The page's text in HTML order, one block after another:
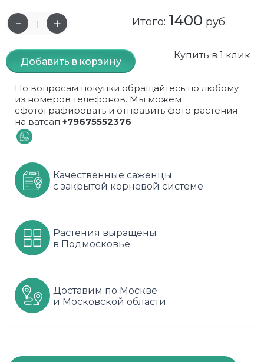
Самшит
Спирея
Форзиция
Шиповник декоративный красный
Юкка
Малиновое дерево
Облепиха высокорослая
Облепиха высокорослая, раскидистая
Орех (Фундук)
Сливы
Черемуховое дерева
Черешни
Шарафуга
Шелковица
Кизил
Малина
На штамбе
Облепиха
От производителя
Рябина красная
Рябина черноплодная
Смородина
Сортовые
Мускусные
Парковые
Пионовидные
Плетистые
разноцветные
Розовые розы
Розы фиолетовые
Сиреневые
Спрей
Итого: 1400 руб.
Добавить в корзину
Купить в 1 клик
По вопросам покупки обращайтесь по любому
из номеров телефонов. Мы можем
сфотографировать и отправить фото растения
на ватсап +79675552376
Качественные саженцы
с закрытой корневой системе
Растения выращены
в Подмосковье
Доставим по Москве
и Московской области